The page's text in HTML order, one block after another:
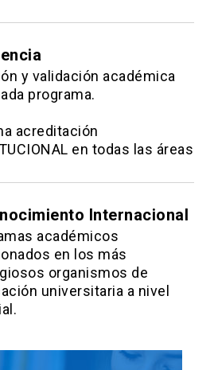
en la gestión estratégica de
en la gestión estratégica de
de decisión y su
gestión estratégica de
de seis clasese-
en pares durante
un diseño instruccional
y validación académica
programa.
acreditación
en todas las áreas
Internacional
académicos
en los más
organismos de
universitaria a nivel